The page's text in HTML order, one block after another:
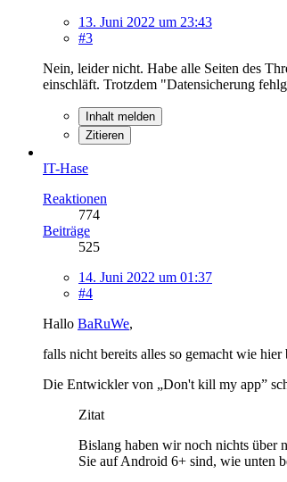
13. Juni 2022 um 23:43
#3
Nein, leider nicht. Habe alle Seiten des
einschläft. Trotzdem "Datensicherung
Inhalt melden
Zitieren
IT-Hase
Reaktionen
774
Beiträge
525
14. Juni 2022 um 01:37
#4
Hallo BaRuWe,
falls nicht bereits alles so gemacht wie hier
Die Entwickler von „Don't kill my app”
Zitat
Bislang haben wir noch nichts über
Sie auf Android 6+ sind, wie unten